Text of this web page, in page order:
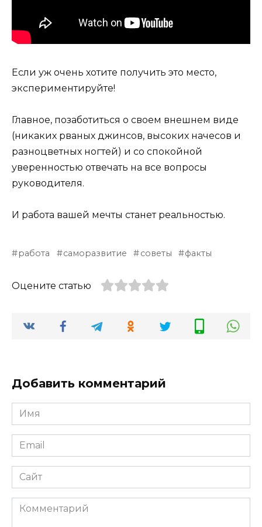
Если уж очень хотите получить это место,
экспериментируйте!
Главное, позаботиться о своем внешнем виде
(никаких рваных джинсов, высоких начесов и
разноцветных ногтей) и со спокойной
уверенностью отвечать на все вопросы
руководителя.
И работа вашей мечты станет реальностью.
работа саморазвитие советы факты
Оцените статью
Добавить комментарий
Имя
*
Email
*
Сайт
Комментарий